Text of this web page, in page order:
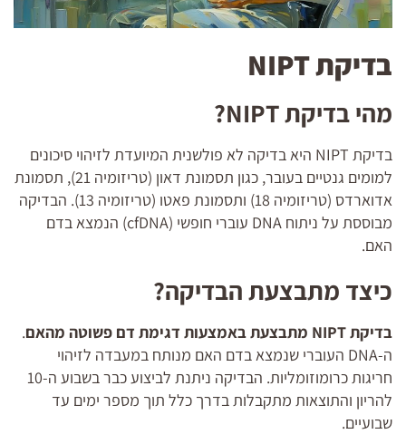
בדיקת NIPT
מהי בדיקת NIPT?
בדיקת NIPT היא בדיקה לא פולשנית המיועדת לזיהוי סיכונים
למומים גנטיים בעובר, כגון תסמונת דאון (טריזומיה 21), תסמונת
אדוארדס (טריזומיה 18) ותסמונת פאטו (טריזומיה 13). הבדיקה
מבוססת על ניתוח DNA עוברי חופשי (cfDNA) הנמצא בדם
האם.
כיצד מתבצעת הבדיקה?
בדיקת NIPT מתבצעת באמצעות דגימת דם פשוטה מהאם
.
ה-DNA העוברי שנמצא בדם האם מנותח במעבדה לזיהוי
חריגות כרומוזומליות. הבדיקה ניתנת לביצוע כבר בשבוע ה-10
להריון והתוצאות מתקבלות בדרך כלל תוך מספר ימים עד
שבועיים.